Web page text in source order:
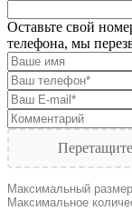
Оставьте свой
телефона, мы
Максимальный
Максимальное